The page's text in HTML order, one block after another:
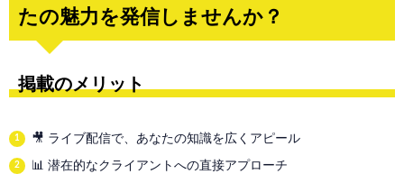
たの魅力を発信しませんか？
掲載のメリット
🎥 ライブ配信で、あなたの知識を広くアピール
📊 潜在的なクライアントへの直接アプローチ